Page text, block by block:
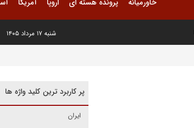
خاورمیانه پرونده هسته ای اروپا آمریکا
شنبه ۱۷ مرداد ۱۴۰۵
پر کاربرد ترین کلید واژه ها
ایران